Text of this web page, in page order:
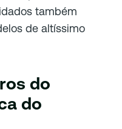
também
de altíssimo
do
do